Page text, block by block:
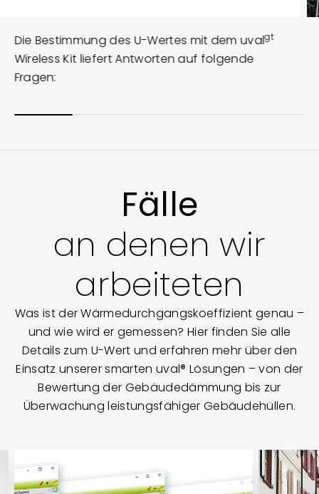
Die Bestimmung des U-Wertes mit dem uvalgt
Wireless Kit liefert Antworten auf folgende
Fragen:
Fälle
an denen wir
arbeiteten
Was ist der Wärmedurchgangskoeffizient genau –
und wie wird er gemessen? Hier finden Sie alle
Details zum U-Wert und erfahren mehr über den
Einsatz unserer smarten uval® Lösungen – von der
Bewertung der Gebäudedämmung bis zur
Überwachung leistungsfähiger Gebäudehüllen.